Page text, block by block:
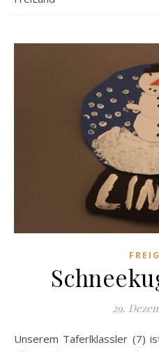
29.
Unserem Taferlklassler (7) ist immer wieder mal fad, vor